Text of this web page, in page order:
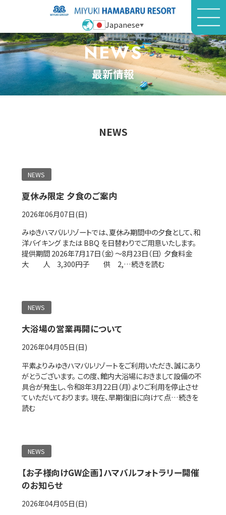
Japanese▼
NEWS
最新情報
NEWS
NEWS
夏休み限定 夕食のご案内
2026年06月07日(日)
みゆきハマバルリゾートでは、夏休み期間中の夕食として、和
洋バイキング または BBQ を日替わりでご用意いたします。
提供期間 2026年7月17日（金）～8月23日（日） 夕食料金
大 人 3,300円子 供 2,…続きを読む
NEWS
大浴場の営業再開について
2026年04月05日(日)
平素よりみゆきハマバルリゾートをご利用いただき、誠にあり
がとうございます。 この度、館内大浴場におきまして設備の不
具合が発生し、令和8年3月22日（月）よりご利用を停止させ
ていただいております。 現在、早期復旧に向けて点…続きを
読む
NEWS
【お子様向けGW企画】ハマバルフォトラリー開催
のお知らせ
2026年04月05日(日)